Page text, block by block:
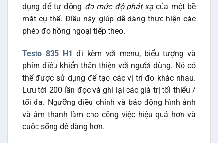
dụng để tự động đo mức độ phát xạcủa một bề
mặt cụ thể. Điều này giúp dễ dàng thực hiện các
phép đo hồng ngoại tiếp theo.
Testo 835 H1 đi kèm với menu, biểu tượng và
phím điều khiển thân thiện với người dùng. Nó có
thể được sử dụng để tạo các vị trí đo khác nhau.
Lưu tới 200 lần đọc và ghi lại các giá trị tối thiểu /
tối đa. Ngưỡng điều chỉnh và báo động hình ảnh
và âm thanh làm cho công việc hiệu quả hơn và
cuộc sống dễ dàng hơn.